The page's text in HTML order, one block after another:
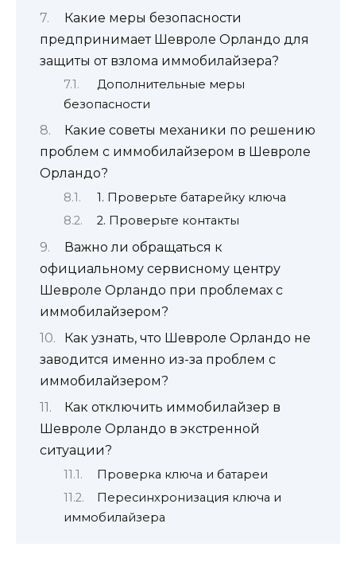
Какие меры безопасности
предпринимает Шевроле Орландо для
защиты от взлома иммобилайзера?
Дополнительные меры
безопасности
Какие советы механики по решению
проблем с иммобилайзером в Шевроле
Орландо?
1. Проверьте батарейку ключа
2. Проверьте контакты
Важно ли обращаться к
официальному сервисному центру
Шевроле Орландо при проблемах с
иммобилайзером?
Как узнать, что Шевроле Орландо не
заводится именно из-за проблем с
иммобилайзером?
Как отключить иммобилайзер в
Шевроле Орландо в экстренной
ситуации?
Проверка ключа и батареи
Пересинхронизация ключа и
иммобилайзера